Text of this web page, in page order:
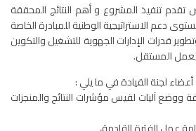
تقدم تنفيذ المشروع و أهم النتائج المحققة
دعم الاستراتيجية الوطنية للمبادرة الخاصة
قدرات الإدارات الجهوية للتشغيل والتكوين
المستقل.
لجنة القيادة في ما يلي :
آليات لقيس مؤشرات النتائج والمنجزات